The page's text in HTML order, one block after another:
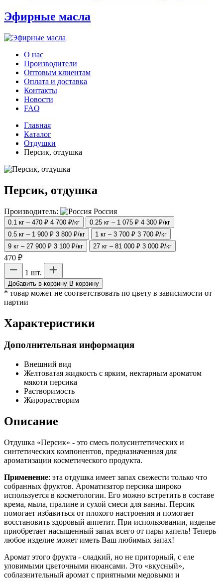
Эфирные масла
О нас
Производители
Оптовым клиентам
Оплата и доставка
Контакты
Новости
FAQ
Главная
Каталог
Отдушки
Персик, отдушка
Персик, отдушка
Производитель: Россия
0.1 кг – 470 ₽ 4 700 ₽/кг 0.25 кг – 1 075 ₽ 4 300 ₽/кг
0.5 кг – 1 900 ₽ 3 800 ₽/кг 1 кг – 3 700 ₽ 3 700 ₽/кг
9 кг – 27 900 ₽ 3 100 ₽/кг 27 кг – 81 000 ₽ 3 000 ₽/кг
470 ₽
1 шт.
Добавить в корзину В корзину
* товар может не соответствовать по цвету в зависимости от
партии
Характеристики
Дополнительная информация
Внешний вид
Желтоватая жидкость с ярким, нектарным ароматом
мякоти персика
Растворимость
Жирорастворим
Описание
Отдушка «Персик» - это смесь полусинтетических и
синтетических компонентов, предназначенная для
ароматизации косметического продукта.
Применение: эта отдушка имеет запах свежести только что
собранных фруктов. Ароматизатор персика широко
используется в косметологии. Его можно встретить в составе
крема, мыла, пралине и сухой смеси для ванны. Персик
помогает избавиться от плохого настроения и помогает
восстановить здоровый аппетит. При использовании, изделье
приобретает насыщенный запах всего от пары капель! Теперь
любое изделие может иметь Ваш любимых запах!
Аромат этого фрукта - сладкий, но не приторный, с еле
уловимыми цветочными нюансами. Это «вкусный»,
соблазнительный аромат с приятными медовыми и